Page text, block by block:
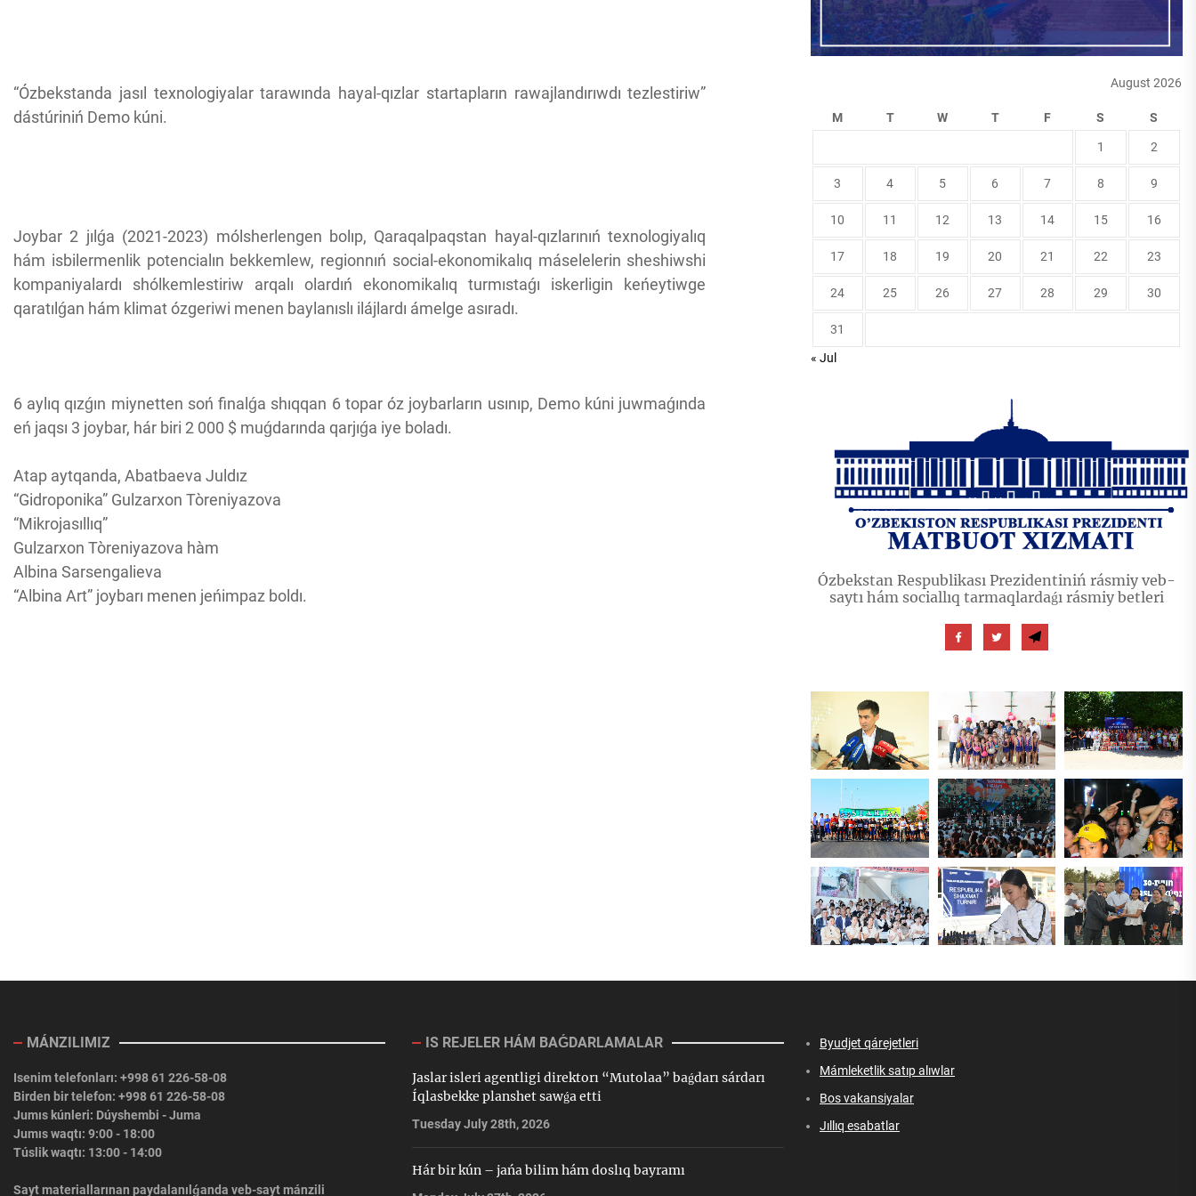
“Ózbekstanda jasıl texnologiyalar tarawında hayal-qızlar startapların rawajlandırıwdı tezlestiriw”
dástúriniń Demo kúni.
Joybar 2 jılǵa (2021-2023) mólsherlengen bolıp, Qaraqalpaqstan hayal-qızlarınıń texnologiyalıq
hám isbilermenlik potencialın bekkemlew, regionnıń social-ekonomikalıq máselelerin sheshiwshi
kompaniyalardı shólkemlestiriw arqalı olardıń ekonomikalıq turmıstaǵı iskerligin keńeytiwge
qaratılǵan hám klimat ózgeriwi menen baylanıslı ilájlardı ámelge asıradı.
6 aylıq qızǵın miynetten soń finalǵa shıqqan 6 topar óz joybarların usınıp, Demo kúni juwmaǵında
eń jaqsı 3 joybar, hár biri 2 000 $ muǵdarında qarjıǵa iye boladı.
Atap aytqanda, Abatbaeva Juldız
“Gidroponika” Gulzarxon Tòreniyazova
“Mikrojasıllıq”
Gulzarxon Tòreniyazova hàm
Albina Sarsengalieva
“Albina Art” joybarı menen jeńimpaz boldı.
August 2026
M T W T F S S
1 2
3 4 5 6 7 8 9
10 11 12 13 14 15 16
17 18 19 20 21 22 23
24 25 26 27 28 29 30
31
« Jul
Ózbekstan Respublikası Prezidentiniń rásmiy veb-
saytı hám sociallıq tarmaqlardaǵı rásmiy betleri
MÁNZILIMIZ
Isenim telefonları: +998 61 226-58-08
Birden bir telefon: +998 61 226-58-08
Jumıs kúnleri: Dúyshembi - Juma
Jumıs waqtı: 9:00 - 18:00
Túslik waqtı: 13:00 - 14:00
Sayt materiallarınan paydalanılǵanda veb-sayt mánzili
IS REJELER HÁM BAǴDARLAMALAR
Jaslar isleri agentligi direktorı “Mutolaa” baǵdarı sárdarı
Íqlasbekke planshet sawǵa etti
Tuesday July 28th, 2026
Hár bir kún – jańa bilim hám doslıq bayramı
Byudjet qárejetleri
Mámleketlik satıp alıwlar
Bos vakansiyalar
Jıllıq esabatlar